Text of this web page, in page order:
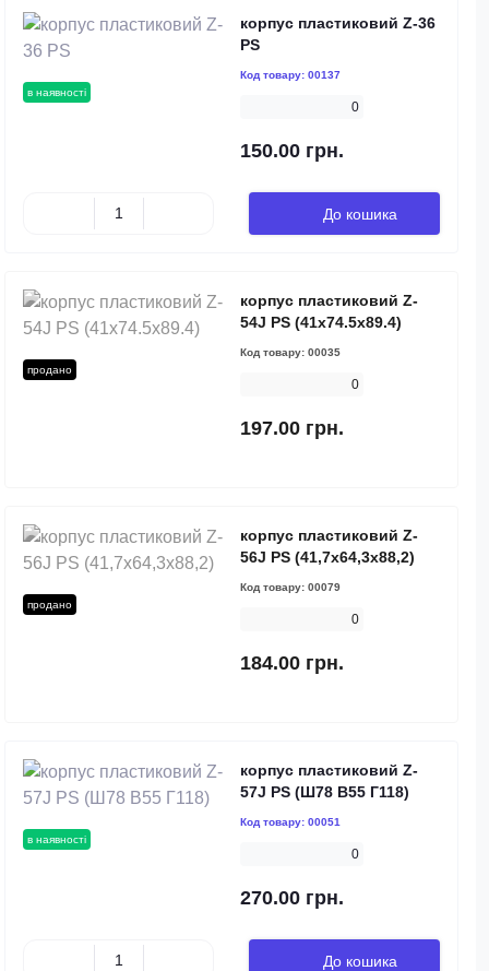
в наявності
корпус пластиковий Z-36
PS
Код товару: 00137
0
150.00 грн.
До кошика
продано
корпус пластиковий Z-
54J PS (41x74.5x89.4)
Код товару: 00035
0
197.00 грн.
продано
корпус пластиковий Z-
56J PS (41,7х64,3х88,2)
Код товару: 00079
0
184.00 грн.
в наявності
корпус пластиковий Z-
57J PS (Ш78 В55 Г118)
Код товару: 00051
0
270.00 грн.
До кошика